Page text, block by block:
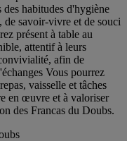
habitudes d'hygiène
de savoir-vivre et de souci
présent à table au
attentif à leurs
afin de
Vous pourrez
vaisselle et tâches
en œuvre et à valoriser
des Francas du Doubs.